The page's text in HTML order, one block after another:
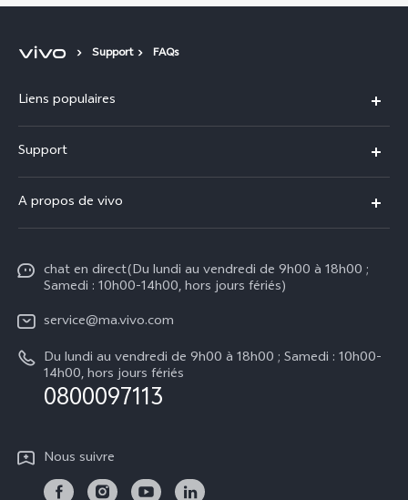
Support FAQs
Liens populaires
V70 FE
V60 Lite
Y29
Y04
Tous les modèles
Support
Centre de Services
Funtouch OS
Prix des pièces de rechange
Mise à jour du système
L'état d'avancement de la réparation
Instructions de garantie vivo
A propos de vivo
Presse
Mentions légales
À propos de vivo
Durabilité
chat en direct(Du lundi au vendredi de 9h00 à 18h00 ;
Samedi : 10h00-14h00, hors jours fériés)
service@ma.vivo.com
Du lundi au vendredi de 9h00 à 18h00 ; Samedi : 10h00-
14h00, hors jours fériés
0800097113
Nous suivre